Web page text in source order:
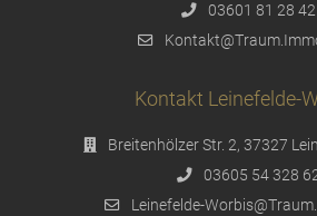
03601 81 28 42
Kontakt Leinefelde-
Breitenhölzer Str. 2, 37327
03605 54 328
Leinefelde-